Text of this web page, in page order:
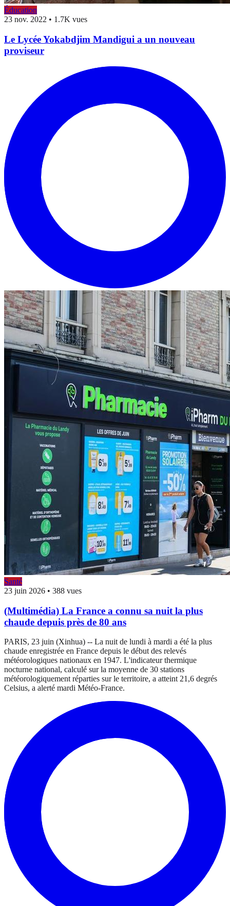
Éducation
23 nov. 2022 • 1.7K vues
Le Lycée Yokabdjim Mandigui a un nouveau
proviseur
Santé
23 juin 2026 • 388 vues
(Multimédia) La France a connu sa nuit la plus
chaude depuis près de 80 ans
PARIS, 23 juin (Xinhua) -- La nuit de lundi à mardi a été la plus
chaude enregistrée en France depuis le début des relevés
météorologiques nationaux en 1947. L'indicateur thermique
nocturne national, calculé sur la moyenne de 30 stations
météorologiquement réparties sur le territoire, a atteint 21,6 degrés
Celsius, a alerté mardi Météo-France.